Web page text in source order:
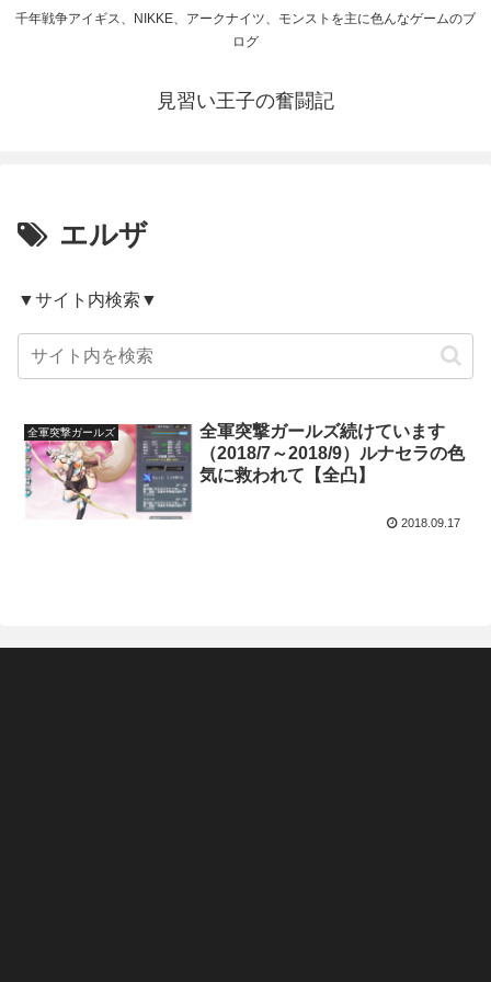
千年戦争アイギス、NIKKE、アークナイツ、モンストを主に色んなゲームのブ
ログ
見習い王子の奮闘記
エルザ
▼サイト内検索▼
全軍突撃ガールズ
全軍突撃ガールズ続けています
（2018/7～2018/9）ルナセラの色
気に救われて【全凸】
2018.09.17